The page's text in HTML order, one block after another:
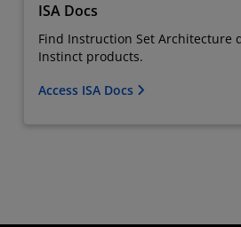
ISA Docs
Find Instruction Set Architecture
Instinct products.
Access ISA Docs